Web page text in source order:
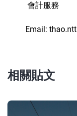
會計服務
Email:
相關貼文